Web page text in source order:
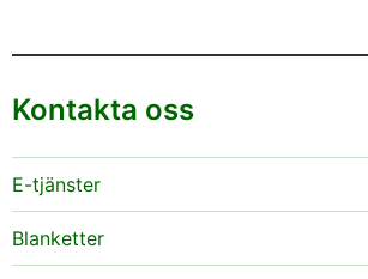
Kontakta oss
E-tjänster
Blanketter